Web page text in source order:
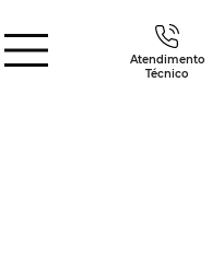
Atendimento
Técnico